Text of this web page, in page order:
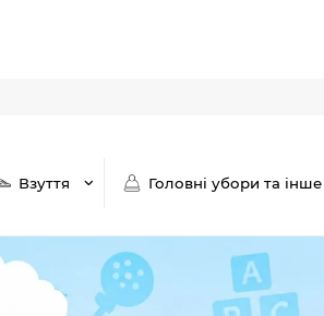
Взуття Головні убори та інше